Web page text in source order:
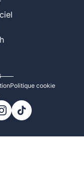
Politique cookie